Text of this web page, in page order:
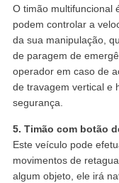
O timão multifuncional
podem controlar a
da sua manipulação,
de paragem de
operador em caso de
de travagem vertical e
segurança.
5. Timão com botão
Este veículo pode
movimentos de
algum objeto, ele irá